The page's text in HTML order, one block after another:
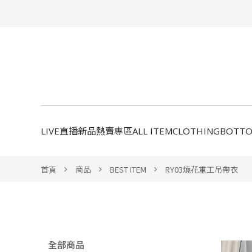
LIVE直播新品熱賣專區ALL ITEMCLOTHING
首頁 商品 BEST ITEM RY03燒花重工吊帶衣
全部商品